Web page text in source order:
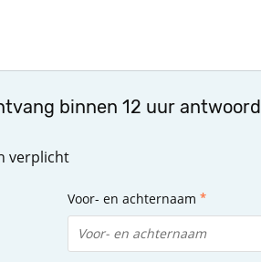
binnen 12 uur antwoord
verplicht
Voor- en achternaam